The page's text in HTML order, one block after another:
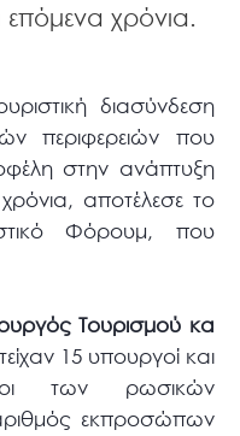
επόμενα χρόνια.
διασύνδεση
περιφερειών που
στην ανάπτυξη
αποτέλεσε το
Φόρουμ, που
Τουρισμού κα
15 υπουργοί και
των ρωσικών
εκπροσώπων